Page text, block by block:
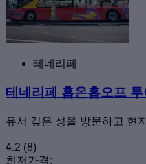
테네리페
테네리페 홉온홉오프 투
유서 깊은 성을 방문하고 현
4.2 (8)
최저가격: